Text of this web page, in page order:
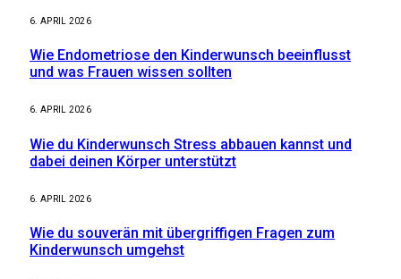
6. APRIL 2026
Wie Endometriose den Kinderwunsch beeinflusst
und was Frauen wissen sollten
6. APRIL 2026
Wie du Kinderwunsch Stress abbauen kannst und
dabei deinen Körper unterstützt
6. APRIL 2026
Wie du souverän mit übergriffigen Fragen zum
Kinderwunsch umgehst